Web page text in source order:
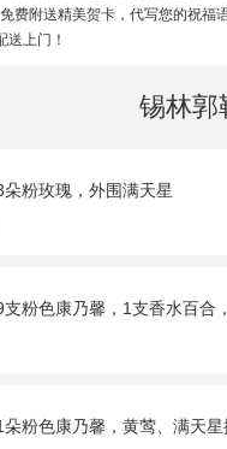
费附送精美贺卡，代写您的祝福
送上门！
锡林郭
朵粉玫瑰，外围满天星
粉色康乃馨，1支香水百合，搭配适量
朵粉色康乃馨，黄莺、满天星